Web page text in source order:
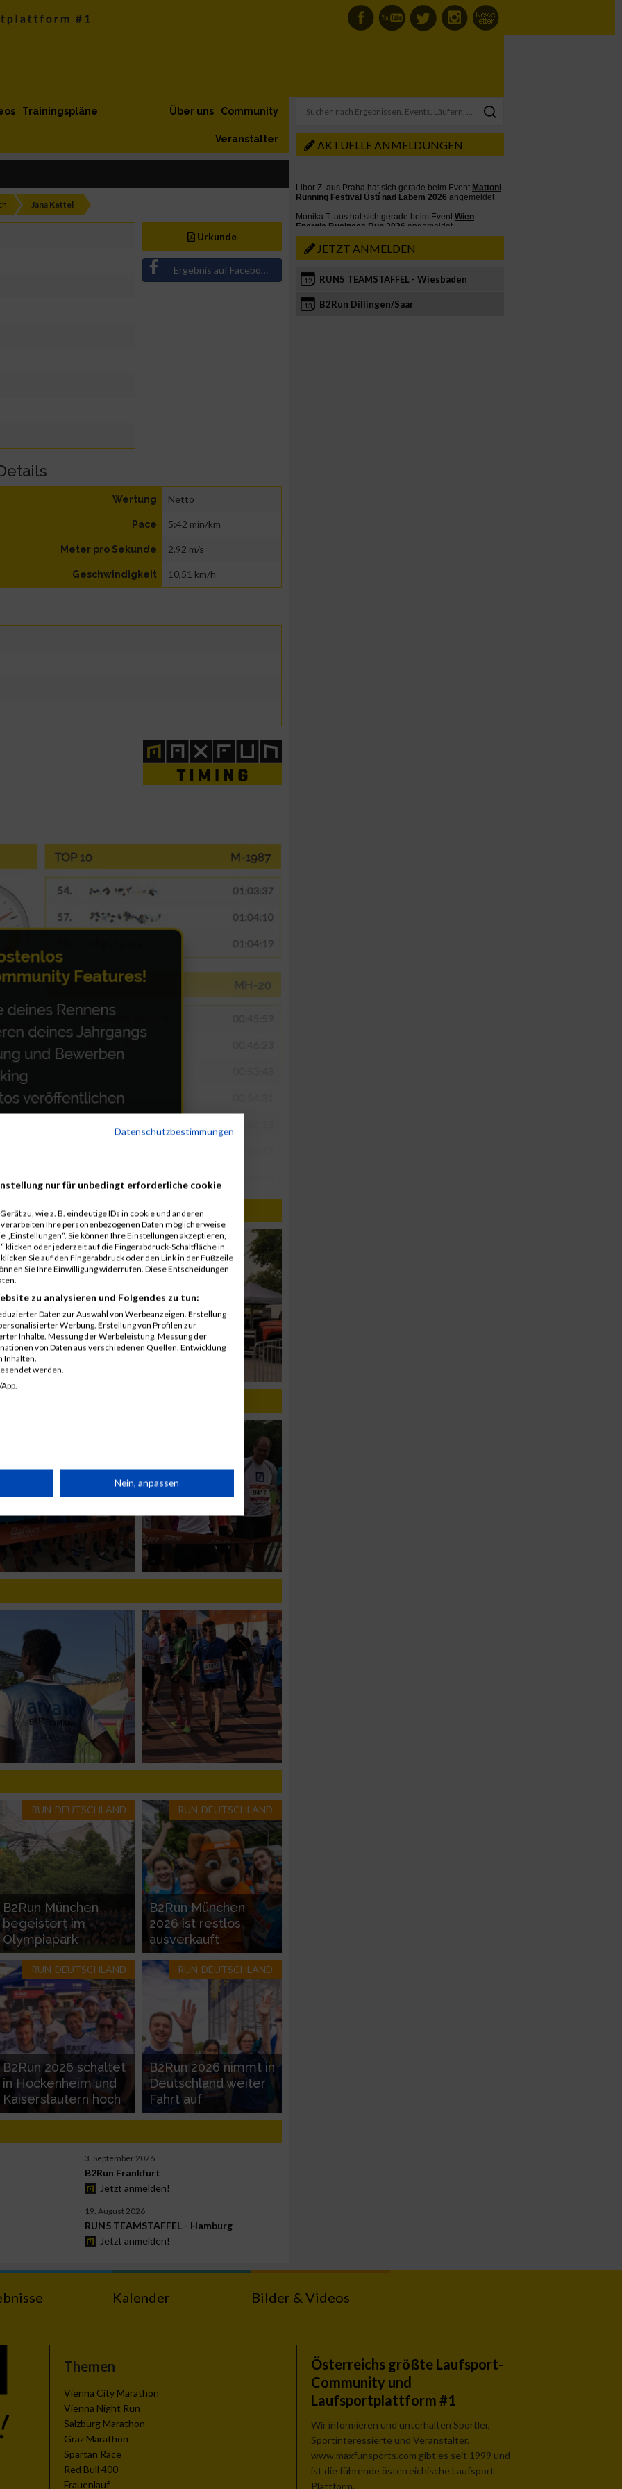
Trainingspläne Community
Über uns
Veranstalter
Jana Kettel
Urkunde
Ergebnis auf Facebook teilen
Wertung Netto
Pace 5:42 min/km
Meter pro Sekunde 2,92 m/s
Geschwindigkeit 10,51 km/h
RUN-DEUTSCHLAND
B2Run München
begeistert im
Olympiapark
RUN-DEUTSCHLAND
B2Run München
2026 ist restlos
ausverkauft
RUN-DEUTSCHLAND
B2Run 2026 schaltet
in Hockenheim und
Kaiserslautern hoch
RUN-DEUTSCHLAND
B2Run 2026 nimmt in
Deutschland weiter
Fahrt auf
3. September 2026
B2Run Frankfurt
Jetzt anmelden!
19. August 2026
RUN5 TEAMSTAFFEL - Hamburg
Jetzt anmelden!
AKTUELLE ANMELDUNGEN
JETZT ANMELDEN
12 RUN5 TEAMSTAFFEL - Wiesbaden
13 B2Run Dillingen/Saar
Kalender Bilder & Videos
Themen
Vienna City Marathon
Vienna Night Run
Salzburg Marathon
Graz Marathon
Spartan Race
Red Bull 400
Frauenlauf
Österreichs größte Laufsport-
Community und
Laufsportplattform #1
Wir informieren und unterhalten Sportler,
Sportinteressierte und Veranstalter.
www.maxfunsports.com gibt es seit 1999 und
ist die führende österreichische Laufsport
Plattform.
Datenschutzbestimmungen
nur für unbedingt erforderliche cookie
zu, wie z. B. eindeutige IDs in cookie und anderen
Ihre personenbezogenen Daten möglicherweise
Sie können Ihre Einstellungen akzeptieren,
klicken oder jederzeit auf die Fingerabdruck-Schaltfläche in
Sie auf den Fingerabdruck oder den Link in der Fußzeile
Sie Ihre Einwilligung widerrufen. Diese Entscheidungen
zu analysieren und Folgendes zu tun:
Daten zur Auswahl von Werbeanzeigen. Erstellung
Werbung. Erstellung von Profilen zur
Inhalte. Messung der Werbeleistung. Messung der
von Daten aus verschiedenen Quellen. Entwicklung
Inhalten.
werden.
von Daten aus
Nein, anpassen